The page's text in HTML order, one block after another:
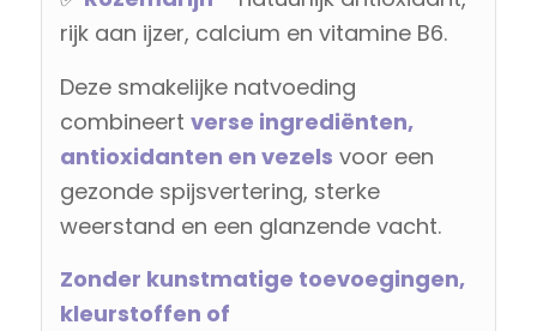
rijk aan ijzer, calcium en vitamine B6.
Deze smakelijke natvoeding
combineert verse ingrediënten,
antioxidanten en vezels voor een
gezonde spijsvertering, sterke
weerstand en een glanzende vacht.
Zonder kunstmatige toevoegingen,
kleurstoffen of